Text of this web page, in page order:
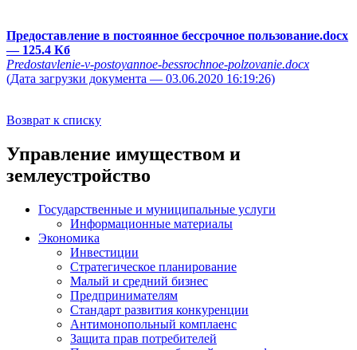
Предоставление в постоянное бессрочное пользование.docx
— 125.4 Кб
Predostavlenie-v-postoyannoe-bessrochnoe-polzovanie.docx
(Дата загрузки документа — 03.06.2020 16:19:26)
Возврат к списку
Управление имуществом и
землеустройство
Государственные и муниципальные услуги
Информационные материалы
Экономика
Инвестиции
Стратегическое планирование
Малый и средний бизнес
Предпринимателям
Стандарт развития конкуренции
Антимонопольный комплаенс
Защита прав потребителей